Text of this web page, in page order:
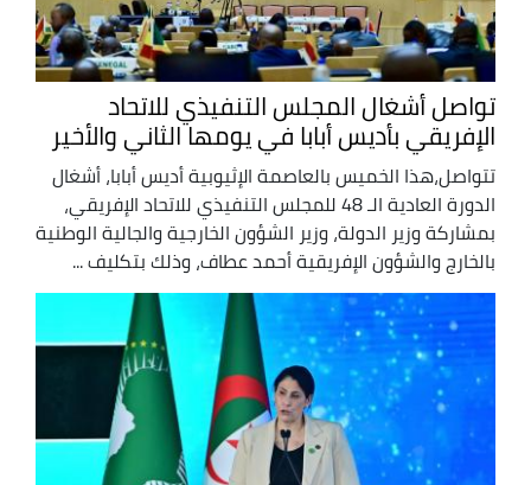
تواصل أشغال المجلس التنفيذي للاتحاد
الإفريقي بأديس أبابا في يومها الثاني والأخير
تتواصل،هذا الخميس بالعاصمة الإثيوبية أديس أبابا، أشغال
الدورة العادية الـ 48 للمجلس التنفيذي للاتحاد الإفريقي،
بمشاركة وزير الدولة، وزير الشؤون الخارجية والجالية الوطنية
بالخارج والشؤون الإفريقية أحمد عطاف، وذلك بتكليف ...